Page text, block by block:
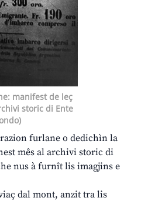
manifest de leç
storic di Ente
furlane o dedichìn la
mês al archivi storic di
nus à furnît lis imagjins e
dal mont, anzit tra lis